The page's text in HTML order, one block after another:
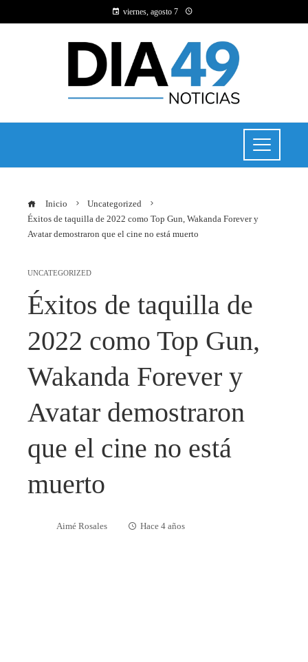
viernes, agosto 7
Inicio
Uncategorized
Éxitos de taquilla de 2022 como Top Gun, Wakanda Forever y
Avatar demostraron que el cine no está muerto
UNCATEGORIZED
Éxitos de taquilla de
2022 como Top Gun,
Wakanda Forever y
Avatar demostraron
que el cine no está
muerto
Aimé Rosales Hace 4 años